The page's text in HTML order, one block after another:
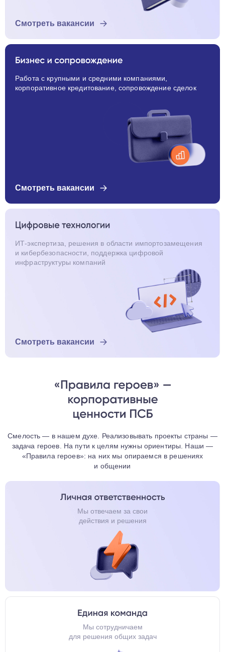
Смотреть вакансии
Работа с крупными и средними компаниями,
корпоративное кредитование, сопровождение сделок
Смотреть вакансии
ИТ-экспертиза, решения в области импортозамещения
и кибербезопасности, поддержка цифровой
инфраструктуры компаний
Смотреть вакансии
Смелость — в нашем духе. Реализовывать проекты страны —
задача героев. На пути к целям нужны ориентиры. Наши —
«Правила героев»: на них мы опираемся в решениях
и общении
Мы отвечаем за свои
действия и решения
Мы сотрудничаем
для решения общих задач